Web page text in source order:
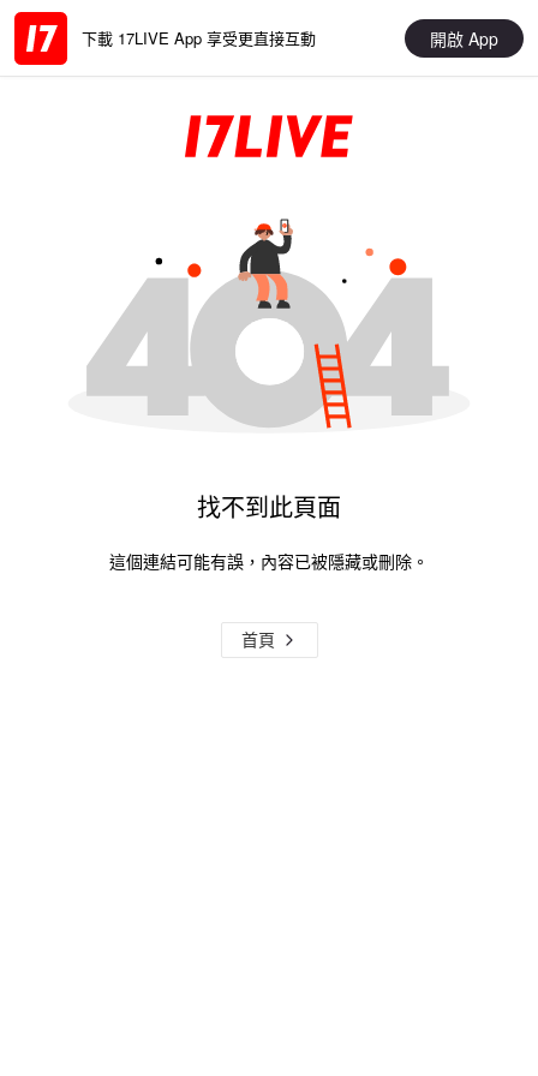
下載 17LIVE App 享受更直接互動 開啟 App
找不到此頁面
這個連結可能有誤，內容已被隱藏或刪除。
首頁